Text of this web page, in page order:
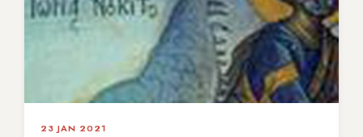
23 JAN 2021